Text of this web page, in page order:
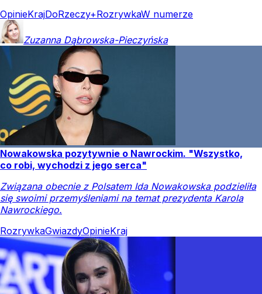
OpinieKrajDoRzeczy+RozrywkaW numerze
Zuzanna Dąbrowska-Pieczyńska
Nowakowska pozytywnie o Nawrockim. "Wszystko,
co robi, wychodzi z jego serca"
Związana obecnie z Polsatem Ida Nowakowska podzieliła
się swoimi przemyśleniami na temat prezydenta Karola
Nawrockiego.
RozrywkaGwiazdyOpinieKraj